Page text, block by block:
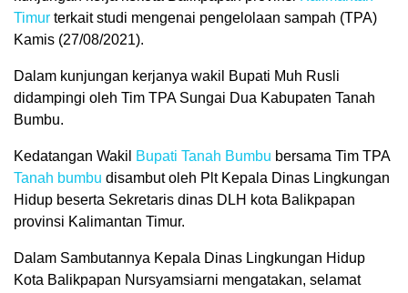
Timur terkait studi mengenai pengelolaan sampah (TPA)
Kamis (27/08/2021).
Dalam kunjungan kerjanya wakil Bupati Muh Rusli
didampingi oleh Tim TPA Sungai Dua Kabupaten Tanah
Bumbu.
Kedatangan Wakil Bupati Tanah Bumbu bersama Tim TPA
Tanah bumbu disambut oleh Plt Kepala Dinas Lingkungan
Hidup beserta Sekretaris dinas DLH kota Balikpapan
provinsi Kalimantan Timur.
Dalam Sambutannya Kepala Dinas Lingkungan Hidup
Kota Balikpapan Nursyamsiarni mengatakan, selamat